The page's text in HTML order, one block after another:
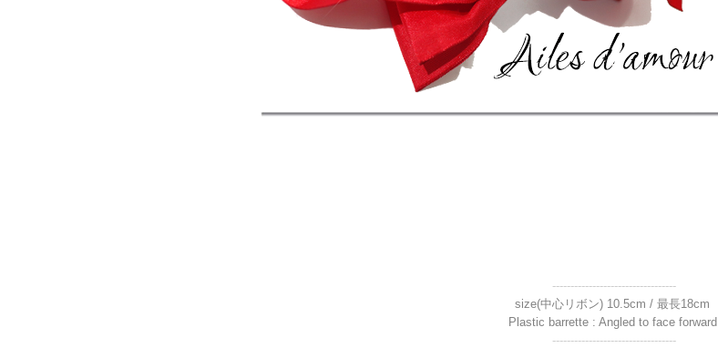
----------------------------------
size(中心リボン) 10.5cm / 最長18cm
Plastic barrette : Angled to face forward
----------------------------------